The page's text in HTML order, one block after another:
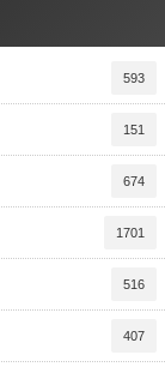
593
151
674
1701
516
407